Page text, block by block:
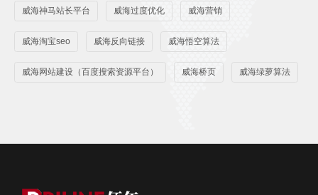
威海神马站长平台 威海过度优化 威海营销
威海淘宝seo 威海反向链接 威海悟空算法
威海网站建设（百度搜索资源平台） 威海桥页 威海绿萝算法